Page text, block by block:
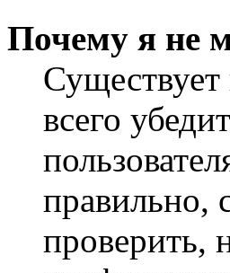
Почему я не
всего
правильно,
проверить,